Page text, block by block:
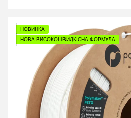
НОВИНКА
НОВА ВИСОКОШВИДКІСНА ФОРМУЛА